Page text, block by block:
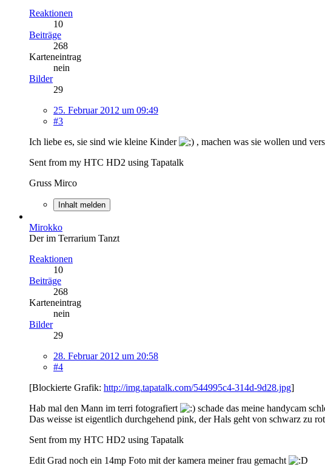
Reaktionen
10
Beiträge
268
Karteneintrag
nein
Bilder
29
25. Februar 2012 um 09:49
#3
Ich liebe es, sie sind wie kleine Kinder
, machen was sie wollen und
Sent from my HTC HD2 using Tapatalk
Gruss Mirco
Inhalt melden
Mirokko
Der im Terrarium Tanzt
Reaktionen
10
Beiträge
268
Karteneintrag
nein
Bilder
29
28. Februar 2012 um 20:58
#4
[Blockierte Grafik: http://img.tapatalk.com/544995c4-314d-9d28.jpg]
Hab mal den Mann im terri fotografiert
schade das meine handycam
Das weisse ist eigentlich durchgehend pink, der Hals geht von schwarz zu
Sent from my HTC HD2 using Tapatalk
Edit Grad noch ein 14mp Foto mit der kamera meiner frau gemacht